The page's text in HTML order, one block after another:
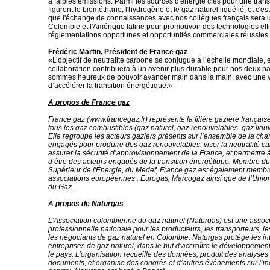
figurent le biométhane, l'hydrogène et le gaz naturel liquéfié, et
que l'échange de connaissances avec nos collègues français sera
Colombie et l'Amérique latine pour promouvoir des technologies
réglementations opportunes et opportunités commerciales
Frédéric Martin, Président de France gaz :
«L’objectif de neutralité carbone se conjugue à l’échelle mondiale,
collaboration contribuera à un avenir plus durable pour nos deux
sommes heureux de pouvoir avancer main dans la main, avec une
d’accélérer la transition énergétique.»
A propos de France gaz
France gaz (www.francegaz.fr) représente la filière gazière
tous les gaz combustibles (gaz naturel, gaz renouvelables, gaz
Elle regroupe les acteurs gaziers présents sur l’ensemble de la
engagés pour produire des gaz renouvelables, viser la neutralité
assurer la sécurité d’approvisionnement de la France, et permettre
d’être des acteurs engagés de la transition énergétique. Membre
Supérieur de l'Énergie, du Medef, France gaz est également
associations européennes : Eurogas, Marcogaz ainsi que de
du Gaz.
A propos de Naturgas
L’Association colombienne du gaz naturel (Naturgas) est une
professionnelle nationale pour les producteurs, les transporteurs,
les négociants de gaz naturel en Colombie. Naturgas protège les
entreprises de gaz naturel, dans le but d’accroître le
le pays. L’organisation recueille des données, produit des analyses
documents, et organise des congrès et d’autres événements sur